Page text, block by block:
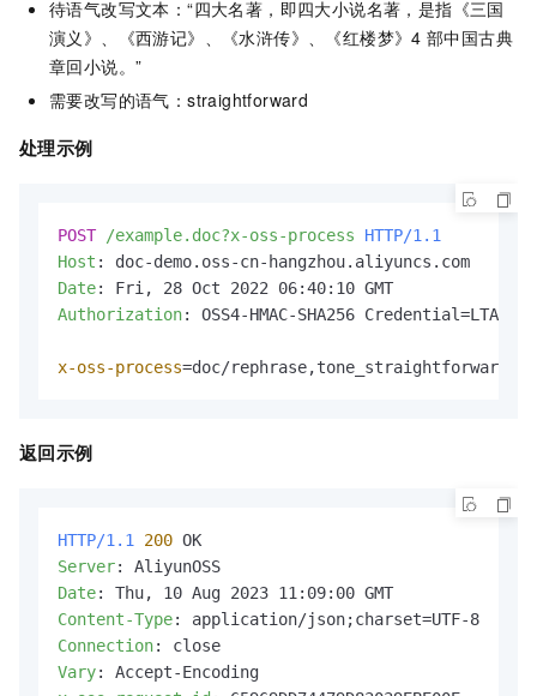
待语气改写文本：“四大名著，即四大小说名著，是指《三国
演义》、《西游记》、《水浒传》、《红楼梦》4 部中国古典
章回小说。”
需要改写的语气：straightforward
处理示例
POST /example.doc?x-oss-process
HTTP/1.1
Host :
Date:
Authorization: OSS4-HMAC-SHA256
x-oss-process=doc/
返回示例
HTTP/1.1 200
Server:
Date:
Content-Type:
Connection:
Vary: